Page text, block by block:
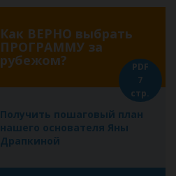
Как ВЕРНО выбрать
ПРОГРАММУ за
рубежом?
Получить пошаговый план
нашего основателя Яны
Драпкиной
PDF
7
стр.